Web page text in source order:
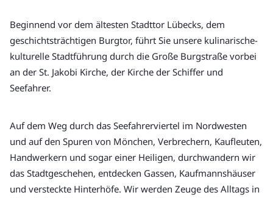
Beginnend vor dem ältesten Stadttor Lübecks, dem
geschichtsträchtigen Burgtor, führt Sie unsere kulinarische-
kulturelle Stadtführung durch die Große Burgstraße vorbei
an der St. Jakobi Kirche, der Kirche der Schiffer und
Seefahrer.
Auf dem Weg durch das Seefahrerviertel im Nordwesten
und auf den Spuren von Mönchen, Verbrechern, Kaufleuten,
Handwerkern und sogar einer Heiligen, durchwandern wir
das Stadtgeschehen, entdecken Gassen, Kaufmannshäuser
und versteckte Hinterhöfe. Wir werden Zeuge des Alltags in